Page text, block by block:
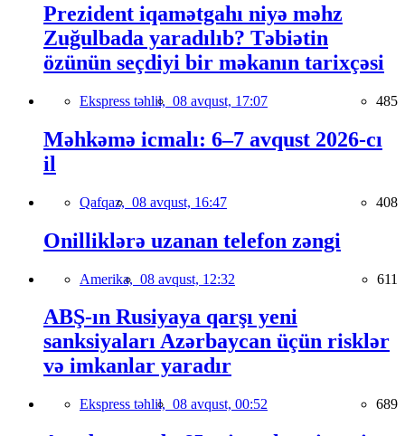
Prezident iqamətgahı niyə məhz
Zuğulbada yaradılıb? Təbiətin
özünün seçdiyi bir məkanın tarixçəsi
Ekspress təhlil, 08 avqust, 17:07 485
Məhkəmə icmalı: 6–7 avqust 2026-cı
il
Qafqaz, 08 avqust, 16:47 408
Onilliklərə uzanan telefon zəngi
Amerika, 08 avqust, 12:32 611
ABŞ-ın Rusiyaya qarşı yeni
sanksiyaları Azərbaycan üçün risklər
və imkanlar yaradır
Ekspress təhlil, 08 avqust, 00:52 689